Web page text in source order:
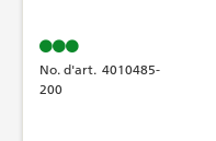
No. d'art. 4010485-
200